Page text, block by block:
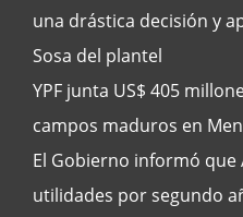
una drástica decisión y
Sosa del plantel
YPF junta US$ 405
campos maduros en
El Gobierno informó
utilidades por segundo